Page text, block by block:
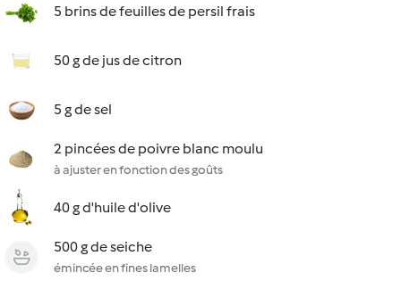
5 brins de feuilles de persil frais
50 g de jus de citron
5 g de sel
2 pincées de poivre blanc moulu
à ajuster en fonction des goûts
40 g d'huile d'olive
500 g de seiche
émincée en fines lamelles